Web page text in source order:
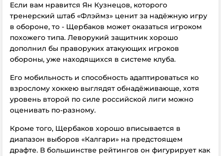
Если вам нравится Ян Кузнецов, которого
тренерский штаб «Флэймз» ценит за надёжную игру
в обороне, то - Щербаков может оказаться игроком
похожего типа. Леворукий защитник хорошо
дополнил бы праворуких атакующих игроков
обороны, уже находящихся в системе клуба.
Его мобильность и способность адаптироваться ко
взрослому хоккею выглядят обнадёживающе, хотя
уровень второй по силе российской лиги можно
оценивать по-разному.
Кроме того, Щербаков хорошо вписывается в
диапазон выборов «Калгари» на предстоящем
драфте. В большинстве рейтингов он фигурирует как